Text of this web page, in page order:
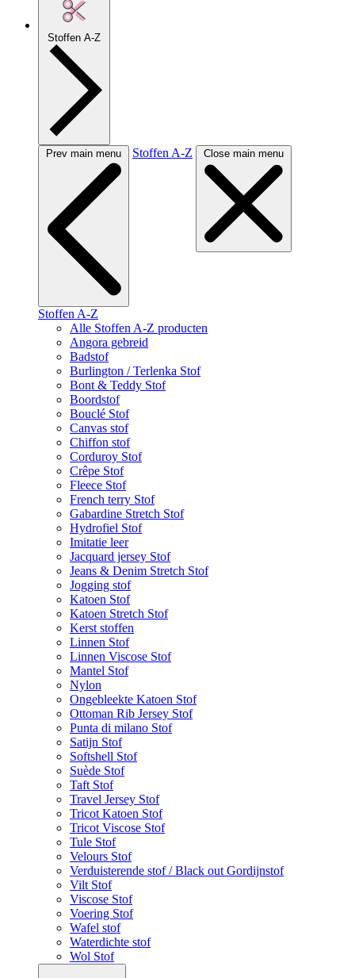
Stoffen A-Z
Prev main menu Stoffen A-Z Close main menu
Stoffen A-Z
Alle Stoffen A-Z producten
Angora gebreid
Badstof
Burlington / Terlenka Stof
Bont & Teddy Stof
Boordstof
Bouclé Stof
Canvas stof
Chiffon stof
Corduroy Stof
Crêpe Stof
Fleece Stof
French terry Stof
Gabardine Stretch Stof
Hydrofiel Stof
Imitatie leer
Jacquard jersey Stof
Jeans & Denim Stretch Stof
Jogging stof
Katoen Stof
Katoen Stretch Stof
Kerst stoffen
Linnen Stof
Linnen Viscose Stof
Mantel Stof
Nylon
Ongebleekte Katoen Stof
Ottoman Rib Jersey Stof
Punta di milano Stof
Satijn Stof
Softshell Stof
Suède Stof
Taft Stof
Travel Jersey Stof
Tricot Katoen Stof
Tricot Viscose Stof
Tule Stof
Velours Stof
Verduisterende stof / Black out Gordijnstof
Vilt Stof
Viscose Stof
Voering Stof
Wafel stof
Waterdichte stof
Wol Stof